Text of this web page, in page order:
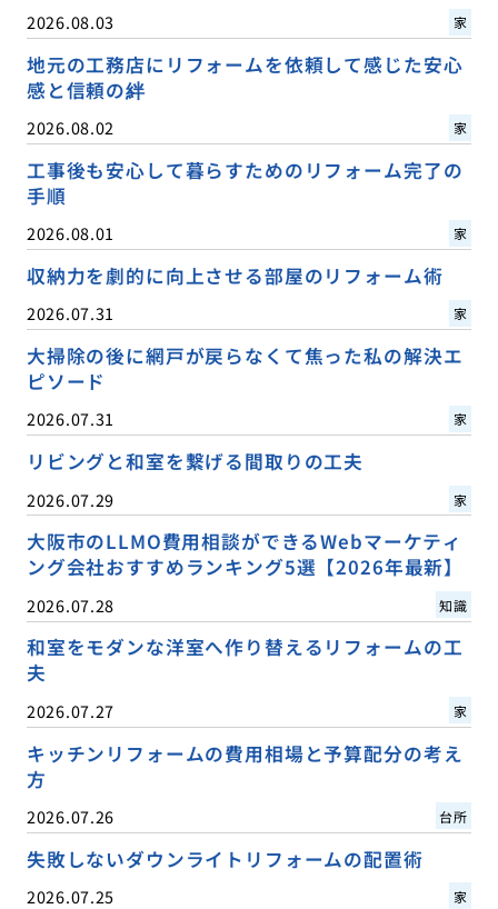
2026.08.03 家
地元の工務店にリフォームを依頼して感じた安心
感と信頼の絆
2026.08.02 家
工事後も安心して暮らすためのリフォーム完了の
手順
2026.08.01 家
収納力を劇的に向上させる部屋のリフォーム術
2026.07.31 家
大掃除の後に網戸が戻らなくて焦った私の解決エ
ピソード
2026.07.31 家
リビングと和室を繋げる間取りの工夫
2026.07.29 家
大阪市のLLMO費用相談ができるWebマーケティ
ング会社おすすめランキング5選【2026年最新】
2026.07.28 知識
和室をモダンな洋室へ作り替えるリフォームの工
夫
2026.07.27 家
キッチンリフォームの費用相場と予算配分の考え
方
2026.07.26 台所
失敗しないダウンライトリフォームの配置術
2026.07.25 家